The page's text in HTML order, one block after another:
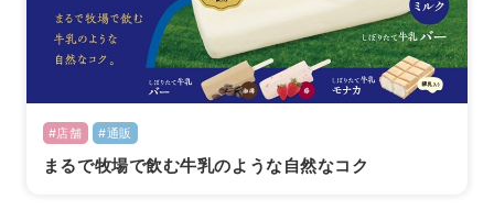
#店舗 #通販
まるで牧場で飲む牛乳のような自然なコク